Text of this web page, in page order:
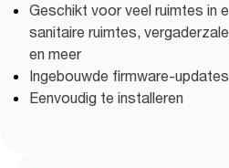
Geschikt voor veel ruimtes in
sanitaire ruimtes,
en meer
Ingebouwde firmware-
Eenvoudig te installeren